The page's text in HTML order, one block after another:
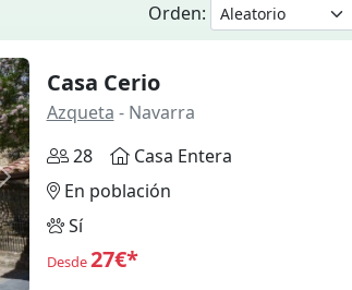
Orden:
Siguiente
Casa Cerio
Azqueta - Navarra
28
Casa Entera
En población
Sí
Desde27€*